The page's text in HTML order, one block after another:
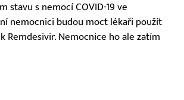
stavu s nemocí COVID-19 ve
nemocnici budou moct lékaři použít
Remdesivir. Nemocnice ho ale zatím